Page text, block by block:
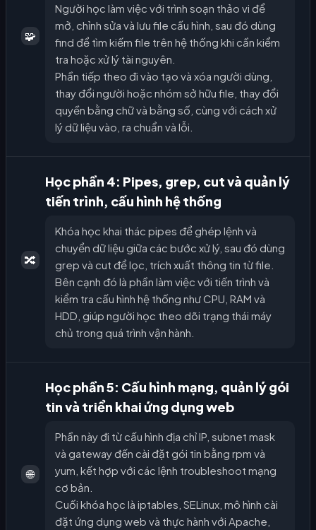
🧩
Người học làm việc với trình soạn thảo vi để
mở, chỉnh sửa và lưu file cấu hình, sau đó dùng
find để tìm kiếm file trên hệ thống khi cần kiểm
tra hoặc xử lý tài nguyên.
Phần tiếp theo đi vào tạo và xóa người dùng,
thay đổi người hoặc nhóm sở hữu file, thay đổi
quyền bằng chữ và bằng số, cùng với cách xử
lý dữ liệu vào, ra chuẩn và lỗi.
🔀
Học phần 4: Pipes, grep, cut và quản lý
tiến trình, cấu hình hệ thống
Khóa học khai thác pipes để ghép lệnh và
chuyển dữ liệu giữa các bước xử lý, sau đó dùng
grep và cut để lọc, trích xuất thông tin từ file.
Bên cạnh đó là phần làm việc với tiến trình và
kiểm tra cấu hình hệ thống như CPU, RAM và
HDD, giúp người học theo dõi trạng thái máy
chủ trong quá trình vận hành.
🌐
Học phần 5: Cấu hình mạng, quản lý gói
tin và triển khai ứng dụng web
Phần này đi từ cấu hình địa chỉ IP, subnet mask
và gateway đến cài đặt gói tin bằng rpm và
yum, kết hợp với các lệnh troubleshoot mạng
cơ bản.
Cuối khóa học là iptables, SELinux, mô hình cài
đặt ứng dụng web và thực hành với Apache,